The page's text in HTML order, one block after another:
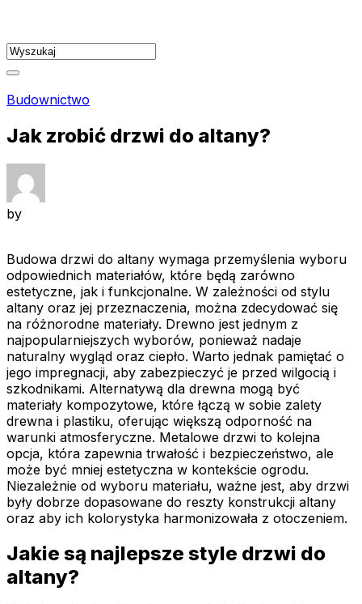
content
Budownictwo
Jak zrobić drzwi do altany?
by
Budowa drzwi do altany wymaga przemyślenia wyboru
odpowiednich materiałów, które będą zarówno
estetyczne, jak i funkcjonalne. W zależności od stylu
altany oraz jej przeznaczenia, można zdecydować się
na różnorodne materiały. Drewno jest jednym z
najpopularniejszych wyborów, ponieważ nadaje
naturalny wygląd oraz ciepło. Warto jednak pamiętać o
jego impregnacji, aby zabezpieczyć je przed wilgocią i
szkodnikami. Alternatywą dla drewna mogą być
materiały kompozytowe, które łączą w sobie zalety
drewna i plastiku, oferując większą odporność na
warunki atmosferyczne. Metalowe drzwi to kolejna
opcja, która zapewnia trwałość i bezpieczeństwo, ale
może być mniej estetyczna w kontekście ogrodu.
Niezależnie od wyboru materiału, ważne jest, aby drzwi
były dobrze dopasowane do reszty konstrukcji altany
oraz aby ich kolorystyka harmonizowała z otoczeniem.
Jakie są najlepsze style drzwi do
altany?